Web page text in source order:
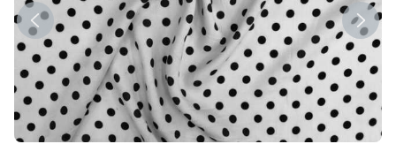
Previous Next